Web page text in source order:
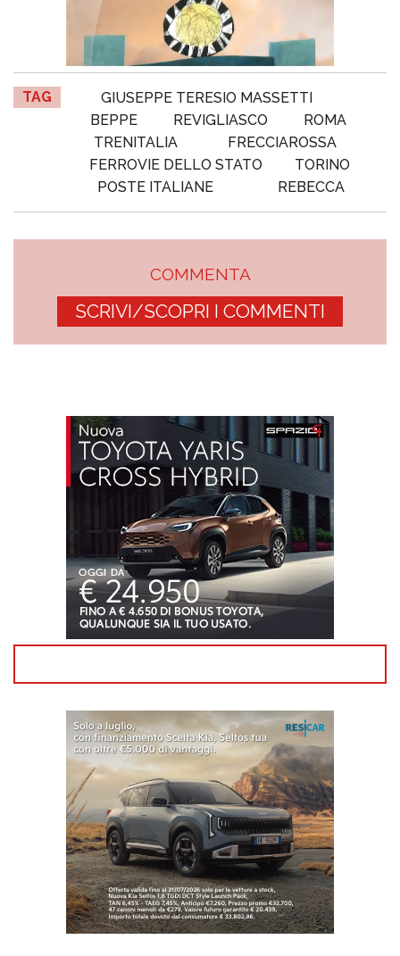
TAG
GIUSEPPE TERESIO MASSETTI
BEPPE
REVIGLIASCO
ROMA
TRENITALIA
FRECCIAROSSA
FERROVIE DELLO STATO
TORINO
POSTE ITALIANE
REBECCA
COMMENTA
SCRIVI/SCOPRI I COMMENTI